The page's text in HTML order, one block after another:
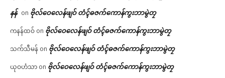
နန် on ဗိုလ်ဝေလေန်ဖျဝ် တံၚ်ဓဇက်ကောန်ကွးဘာမွဲတၠ
ကနန်ထဝ် on ဗိုလ်ဝေလေန်ဖျဝ် တံၚ်ဓဇက်ကောန်ကွးဘာမွဲတၠ
သက်သီမန် on ဗိုလ်ဝေလေန်ဖျဝ် တံၚ်ဓဇက်ကောန်ကွးဘာမွဲတၠ
ယုဝဟံသာ on ဗိုလ်ဝေလေန်ဖျဝ် တံၚ်ဓဇက်ကောန်ကွးဘာမွဲတၠ